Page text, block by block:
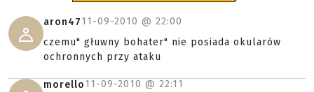
aron4711-09-2010 @ 22:00
czemu" głuwny bohater" nie posiada okularów
ochronnych przy ataku
morello11-09-2010 @ 22:11